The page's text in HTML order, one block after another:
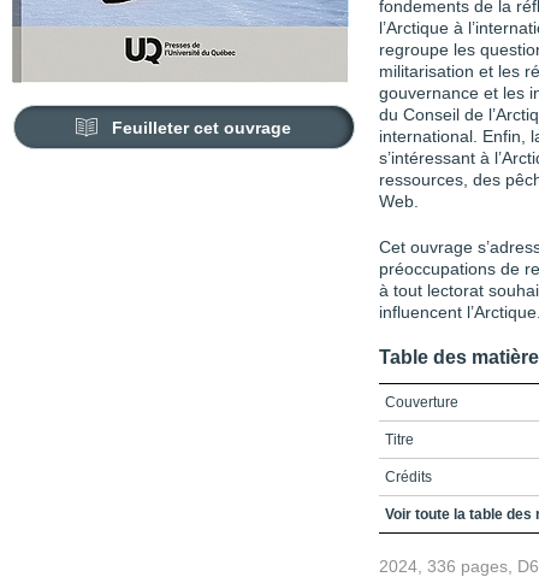
Feuilleter cet ouvrage
fondements de la
l’Arctique à
regroupe les
militarisation et les
gouvernance et les
du Conseil de
international. Enfin,
s’intéressant à
ressources, des
Web.
Cet ouvrage
préoccupations de
à tout lectorat
influencent
Table des
Couverture
Titre
Crédits
Table des matières
Voir toute la table des
2024, 336 pages,